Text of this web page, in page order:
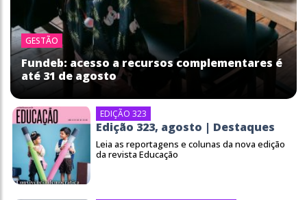
GESTÃO
Fundeb: acesso a recursos complementares é
até 31 de agosto
EDIÇÃO 323
Edição 323, agosto | Destaques
Leia as reportagens e colunas da nova edição
da revista Educação